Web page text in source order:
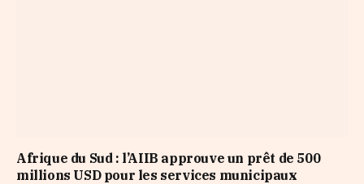
Afrique du Sud : l’AIIB approuve un prêt de 500
millions USD pour les services municipaux